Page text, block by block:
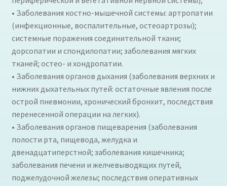
• Заболевания костно-мышечной системы: артропатии
(инфекционные, воспалительные, остеоартрозы);
системные поражения соединительной ткани;
дорсопатии и спондилопатии; заболевания мягких
тканей; остео- и хондропатии.
• Заболевания органов дыхания (заболевания верхних и
нижних дыхательных путей: остаточные явления после
острой пневмонии, хронический бронхит, последствия
перенесенной операции на легких).
• Заболевания органов пищеварения (заболевания
полости рта, пищевода, желудка и
двенадцатиперстной; заболевания кишечника;
заболевания печени и желчевыводящих путей,
поджелудочной железы; последствия оперативных